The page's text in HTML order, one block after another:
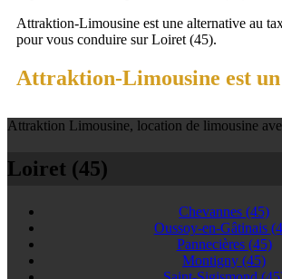
Attraktion-Limousine est une alternative au
pour vous conduire sur Loiret (45).
Attraktion-Limousine est
Attraktion Limousine, location de limousine
Loiret (45)
Chevannes(45)
Oussoy-en-Gâtinais
Pannecières (45)
Montigny(45)